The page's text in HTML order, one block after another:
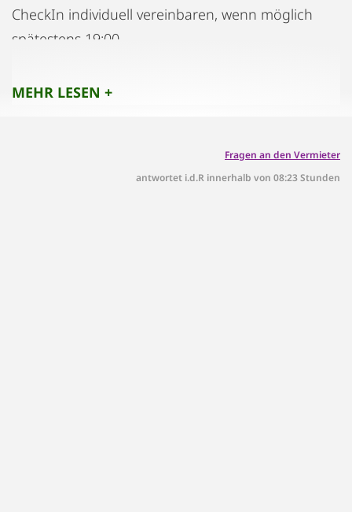
CheckIn individuell vereinbaren, wenn möglich
spätestens 19:00
MEHR LESEN +
Fragen an den Vermieter
antwortet i.d.R innerhalb von 08:23 Stunden